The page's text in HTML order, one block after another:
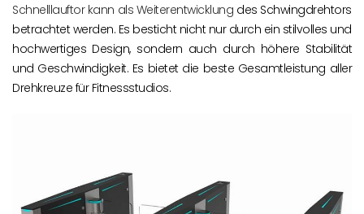
Schnelllauftor kann als Weiterentwicklung des Schwingdrehtors
betrachtet werden. Es besticht nicht nur durch ein stilvolles und
hochwertiges Design, sondern auch durch höhere Stabilität
und Geschwindigkeit. Es bietet die beste Gesamtleistung aller
Drehkreuze für Fitnessstudios.